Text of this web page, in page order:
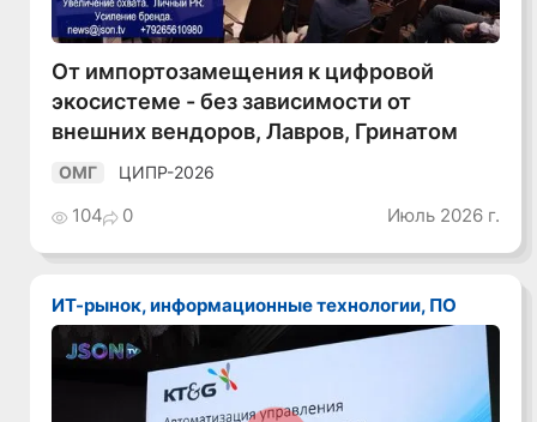
От импортозамещения к цифровой
экосистеме - без зависимости от
внешних вендоров, Лавров, Гринатом
ОМГ ЦИПР-2026
104 0 Июль 2026 г.
ИТ-рынок, информационные технологии, ПО